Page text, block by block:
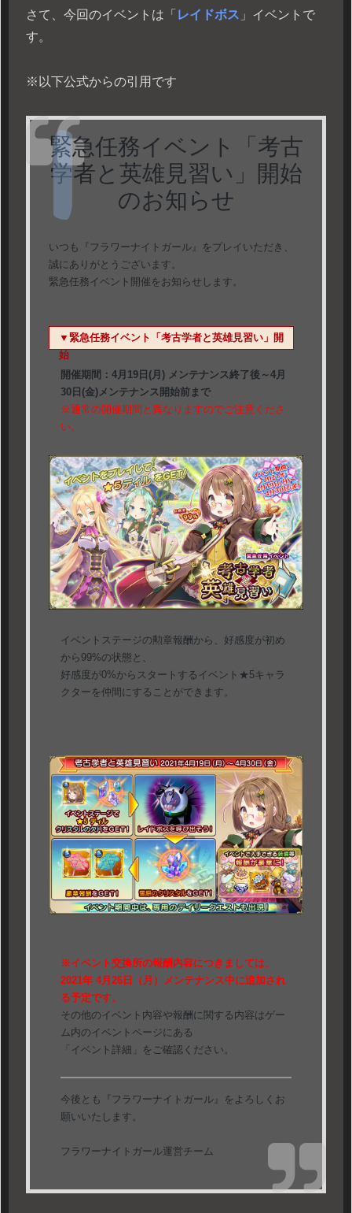
さて、今回のイベントは「 レイドボス 」イベントで
す。
※以下公式からの引用です
緊急任務イベント「考古
学者と英雄見習い」開始
のお知らせ
いつも『フラワーナイトガール』をプレイいただき、
誠にありがとうございます。
緊急任務イベント開催をお知らせします。
▼緊急任務イベント「考古学者と英雄見習い」開
始
開催期間：4月19日(月) メンテナンス終了後～4月
30日(金)メンテナンス開始前まで
※通常の開催期間と異なりますのでご注意くださ
い。
イベントステージの勲章報酬から、好感度が初め
から99%の状態と、
好感度が0%からスタートするイベント★5キャラ
クターを仲間にすることができます。
※イベント交換所の報酬内容につきましては、
2021年 4月26日（月）メンテナンス中に追加され
る予定です。
その他のイベント内容や報酬に関する内容はゲー
ム内のイベントページにある
「イベント詳細」をご確認ください。
今後とも『フラワーナイトガール』をよろしくお
願いいたします。
フラワーナイトガール運営チーム